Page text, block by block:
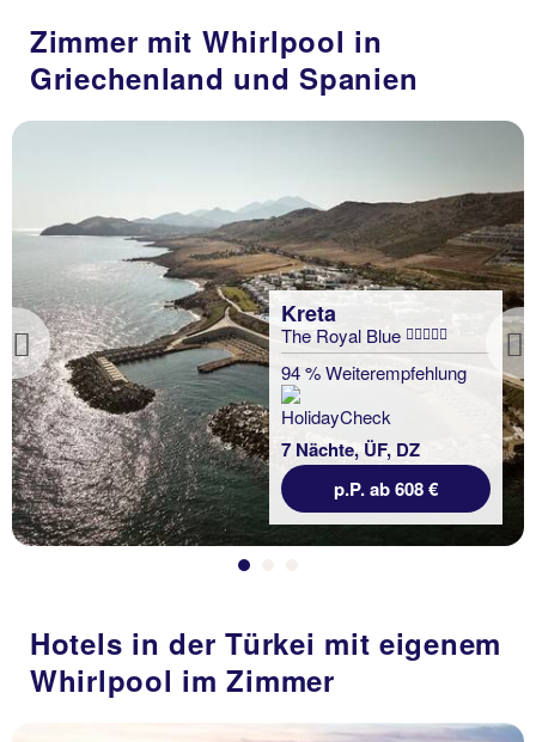
Zimmer mit Whirlpool in
Griechenland und Spanien
Previous
Kreta
The Royal Blue
94 % Weiterempfehlung
7 Nächte, ÜF, DZ
p.P. ab 608 €
Hotels in der Türkei mit eigenem
Whirlpool im Zimmer